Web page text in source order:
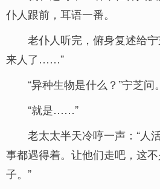
仆人跟前，耳语一番。
老仆人听完，俯身复述给
来人了……”
“异种生物是什么？”宁芝问。
“就是……”
老太太半天冷哼一声：“人
事都遇得着。让他们走吧，这
子。”